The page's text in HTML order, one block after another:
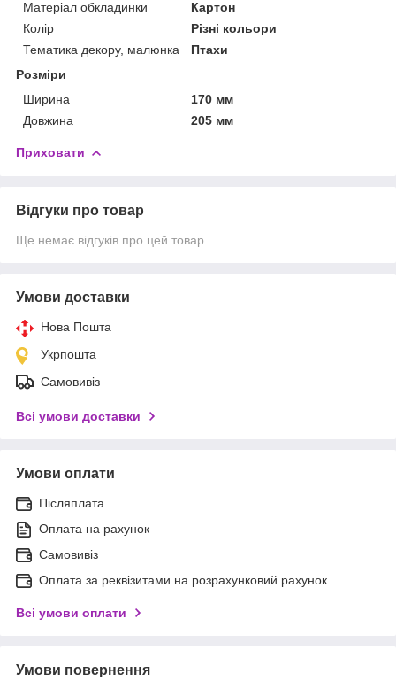
Матеріал обкладинки
Картон
Колір
Різні кольори
Тематика декору, малюнка
Птахи
Розміри
Ширина
170 мм
Довжина
205 мм
Приховати
Відгуки про товар
Ще немає відгуків про цей товар
Умови доставки
Нова Пошта
Укрпошта
Самовивіз
Всі умови доставки
Умови оплати
Післяплата
Оплата на рахунок
Самовивіз
Оплата за реквізитами на розрахунковий рахунок
Всі умови оплати
Умови повернення